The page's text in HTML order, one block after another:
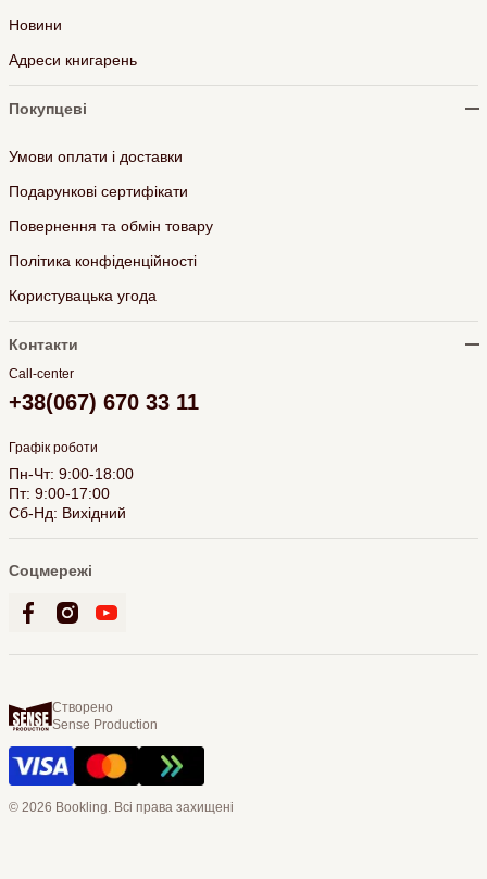
Новини
Адреси книгарень
Покупцеві
Умови оплати і доставки
Подарункові сертифікати
Повернення та обмін товару
Політика конфіденційності
Користувацька угода
Контакти
Call-center
+38(067) 670 33 11
Графік роботи
Пн-Чт: 9:00-18:00
Пт: 9:00-17:00
Сб-Нд: Вихідний
Соцмережі
Створено
Sense Production
© 2026 Bookling. Всі права захищені